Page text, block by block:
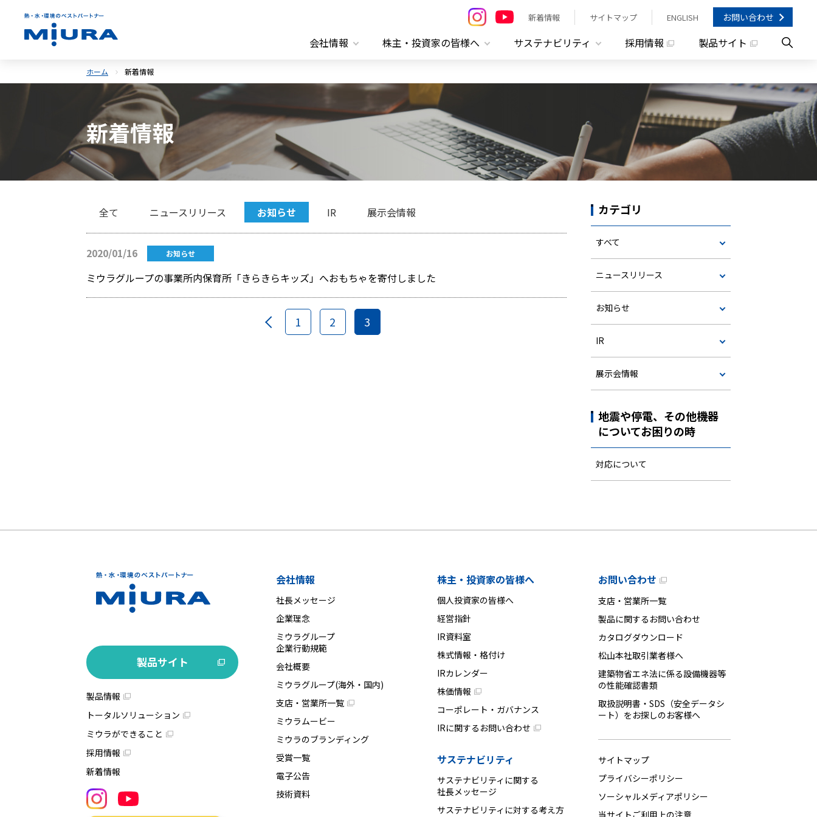
新着情報 サイトマップ ENGLISH お問い合わせ
会社情報 株主・投資家の皆様へ サステナビリティ 採用情報 製品サイト
ホーム 新着情報
新着情報
全て ニュースリリース お知らせ IR 展示会情報
2020/01/16 お知らせ
ミウラグループの事業所内保育所「きらきらキッズ」へおもちゃを寄付しました
1 2 3
カテゴリ
すべて
ニュースリリース
お知らせ
IR
展示会情報
地震や停電、その他機器
についてお困りの時
対応について
製品サイト
製品情報
トータルソリューション
ミウラができること
採用情報
新着情報
会社情報
社長メッセージ
企業理念
ミウラグループ
企業行動規範
会社概要
ミウラグループ(海外・国内)
支店・営業所一覧
ミウラムービー
ミウラのブランディング
受賞一覧
電子公告
技術資料
株主・投資家の皆様へ
個人投資家の皆様へ
経営指針
IR資料室
株式情報・格付け
IRカレンダー
株価情報
コーポレート・ガバナンス
IRに関するお問い合わせ
サステナビリティ
サステナビリティに関する
社長メッセージ
サステナビリティに対する考え方
お問い合わせ
支店・営業所一覧
製品に関するお問い合わせ
カタログダウンロード
松山本社取引業者様へ
建築物省エネ法に係る設備機器等
の性能確認書類
取扱説明書・SDS（安全データシ
ート）をお探しのお客様へ
サイトマップ
プライバシーポリシー
ソーシャルメディアポリシー
当サイトご利用上の注意